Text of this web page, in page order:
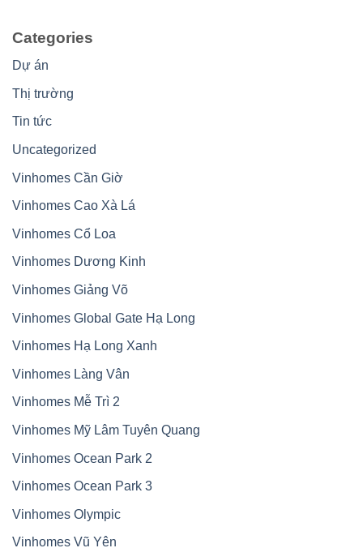
Categories
Dự án
Thị trường
Tin tức
Uncategorized
Vinhomes Cần Giờ
Vinhomes Cao Xà Lá
Vinhomes Cổ Loa
Vinhomes Dương Kinh
Vinhomes Giảng Võ
Vinhomes Global Gate Hạ Long
Vinhomes Hạ Long Xanh
Vinhomes Làng Vân
Vinhomes Mễ Trì 2
Vinhomes Mỹ Lâm Tuyên Quang
Vinhomes Ocean Park 2
Vinhomes Ocean Park 3
Vinhomes Olympic
Vinhomes Vũ Yên